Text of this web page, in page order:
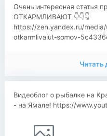
Очень интересная
ОТКАРМЛИВАЮТ 👇👇👇
https://zen.yandex.ru/
otkarmlivaiut-somov-
Читать
Видеоблог о рыбалке на
- на Ямале! https://